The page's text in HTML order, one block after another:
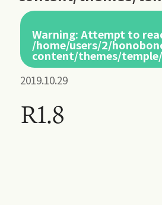
Warning: Attempt to
/home/users/2/
content/themes/
2019.10.29
R1.8